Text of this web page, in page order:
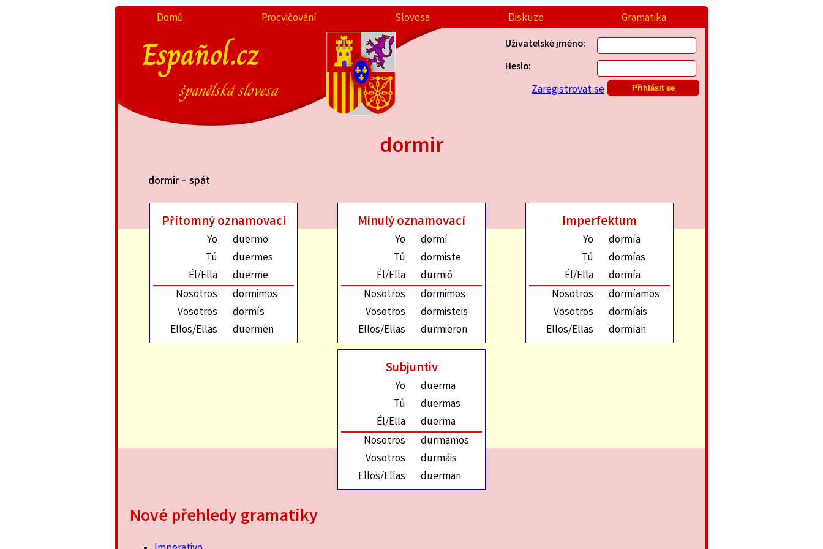
Domů Procvičování Slovesa Diskuze Gramatika
Español.cz
španělská slovesa
Uživatelské jméno:
Heslo:
Zaregistrovat se
dormir
dormir – spát
Přítomný oznamovací
Yo
duermo
Tú
duermes
Él/Ella
duerme
Nosotros
dormimos
Vosotros
dormís
Ellos/Ellas
duermen
Minulý oznamovací
Yo
dormí
Tú
dormiste
Él/Ella
durmió
Nosotros
dormimos
Vosotros
dormisteis
Ellos/Ellas
durmieron
Imperfektum
Yo
dormía
Tú
dormías
Él/Ella
dormía
Nosotros
dormíamos
Vosotros
dormíais
Ellos/Ellas
dormían
Subjuntiv
Yo
duerma
Tú
duermas
Él/Ella
duerma
Nosotros
durmamos
Vosotros
durmáis
Ellos/Ellas
duerman
Nové přehledy gramatiky